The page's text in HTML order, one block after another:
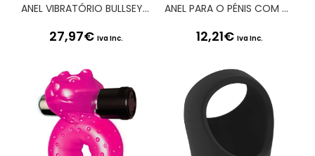
ANEL VIBRATÓRIO BULLSEYE COM APP SATISFYER AZUL ESCURO
27,97€ Iva Inc.
ANEL PARA O PÉNIS COM VIBRAÇÃO SEX PLEASE! MOROZKO LARANJA
12,21€ Iva Inc.